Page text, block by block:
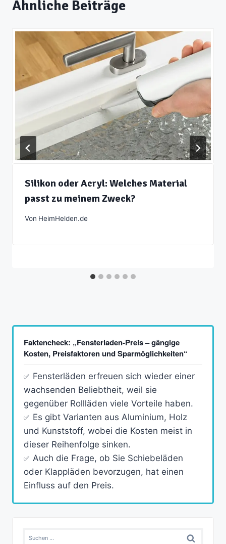
Ähnliche Beiträge
Silikon oder Acryl: Welches Material
passt zu meinem Zweck?
Von HeimHelden.de
Faktencheck: „Fensterladen-Preis – gängige
Kosten, Preisfaktoren und Sparmöglichkeiten“
Fensterläden erfreuen sich wieder einer
wachsenden Beliebtheit, weil sie
gegenüber Rollläden viele Vorteile haben.
Es gibt Varianten aus Aluminium, Holz
und Kunststoff, wobei die Kosten meist in
dieser Reihenfolge sinken.
Auch die Frage, ob Sie Schiebeläden
oder Klappläden bevorzugen, hat einen
Einfluss auf den Preis.
Suchen